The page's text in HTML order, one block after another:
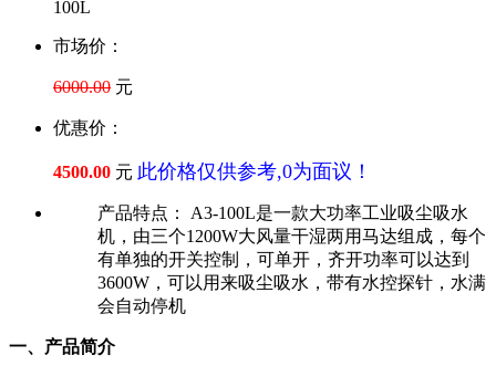
100L
市场价：
6000.00 元
优惠价：
4500.00 元 此价格仅供参考,0为面议！
产品特点：
A3-100L是一款大功率工业吸尘吸水
机，由三个1200W大风量干湿两用马达组成，每个
有单独的开关控制，可单开，齐开功率可以达到
3600W，可以用来吸尘吸水，带有水控探针，水满
会自动停机
一、产品简介